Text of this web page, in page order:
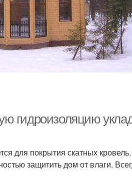
гидроизоляцию
для покрытия скатных
защитить дом от влаги.